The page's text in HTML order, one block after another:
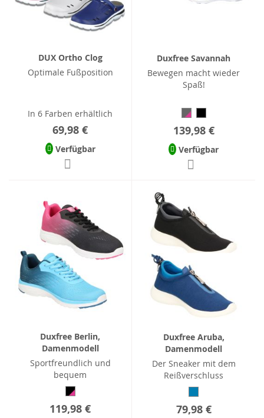
DUX Ortho Clog
Optimale Fußposition
In 6 Farben erhältlich
69,98 €
Verfügbar
Duxfree Savannah
Bewegen macht wieder
Spaß!
139,98 €
Verfügbar
Duxfree Berlin,
Damenmodell
Sportfreundlich und
bequem
119,98 €
Duxfree Aruba,
Damenmodell
Der Sneaker mit dem
Reißverschluss
79,98 €